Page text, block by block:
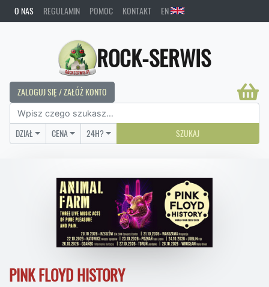
O NAS REGULAMIN POMOC KONTAKT EN
ROCK-SERWIS
ZALOGUJ SIĘ / ZAŁÓŻ KONTO
DZIAŁ CENA 24H? SZUKAJ
PINK FLOYD HISTORY